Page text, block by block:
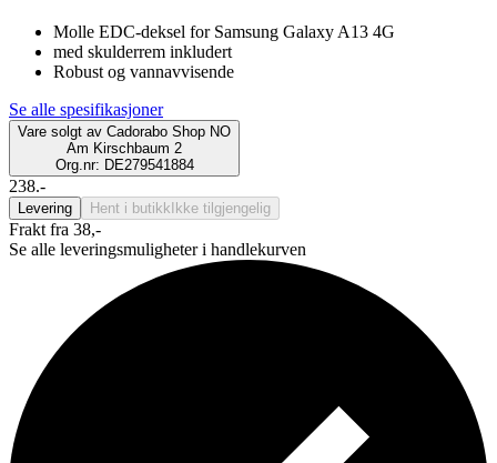
Molle EDC-deksel for Samsung Galaxy A13 4G
med skulderrem inkludert
Robust og vannavvisende
Se alle spesifikasjoner
Vare solgt av Cadorabo Shop NO
Am Kirschbaum 2
Org.nr: DE279541884
238.-
Levering Hent i butikk Ikke tilgjengelig
Frakt fra 38,-
Se alle leveringsmuligheter i handlekurven